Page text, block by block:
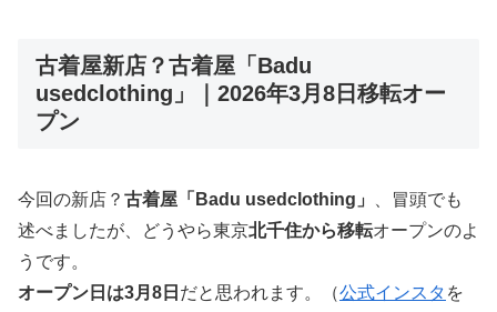
古着屋新店？古着屋「Badu
usedclothing」｜2026年3月8日移転オー
プン
今回の新店？ 古着屋「Badu usedclothing」
、冒頭でも
述べましたが、どうやら東京北千住から移転オープンのよ
うです。
オープン日は3月8日 だと思われます。（公式インスタ を